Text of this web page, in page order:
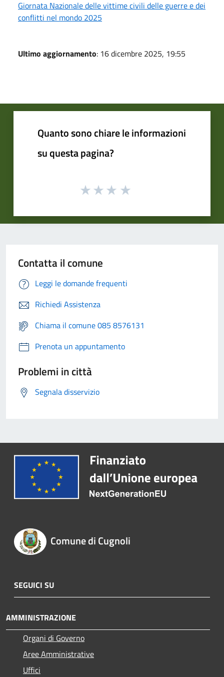
Giornata Nazionale delle vittime civili delle guerre e dei
conflitti nel mondo 2025
Ultimo aggiornamento: 16 dicembre 2025, 19:55
Quanto sono chiare le informazioni
su questa pagina?
Contatta il comune
Leggi le domande frequenti
Richiedi Assistenza
Chiama il comune 085 8576131
Prenota un appuntamento
Problemi in città
Segnala disservizio
Comune di Cugnoli
SEGUICI SU
AMMINISTRAZIONE
Organi di Governo
Aree Amministrative
Uffici